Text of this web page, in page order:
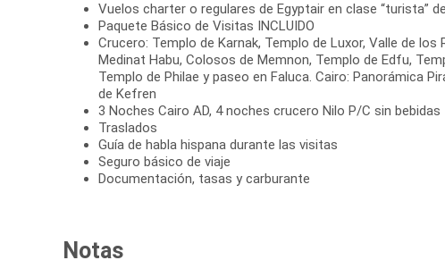
Vuelos charter o regulares de Egyptair en clase “turista”
Paquete Básico de Visitas INCLUIDO
Crucero: Templo de Karnak, Templo de Luxor, Valle de los
Medinat Habu, Colosos de Memnon, Templo de Edfu,
Templo de Philae y paseo en Faluca. Cairo: Panorámica
de Kefren
3 Noches Cairo AD, 4 noches crucero Nilo P/C sin bebidas
Traslados
Guía de habla hispana durante las visitas
Seguro básico de viaje
Documentación, tasas y carburante
Notas